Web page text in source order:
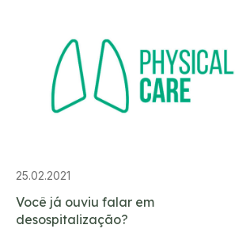
25.02.2021
Você já ouviu falar em
desospitalização?